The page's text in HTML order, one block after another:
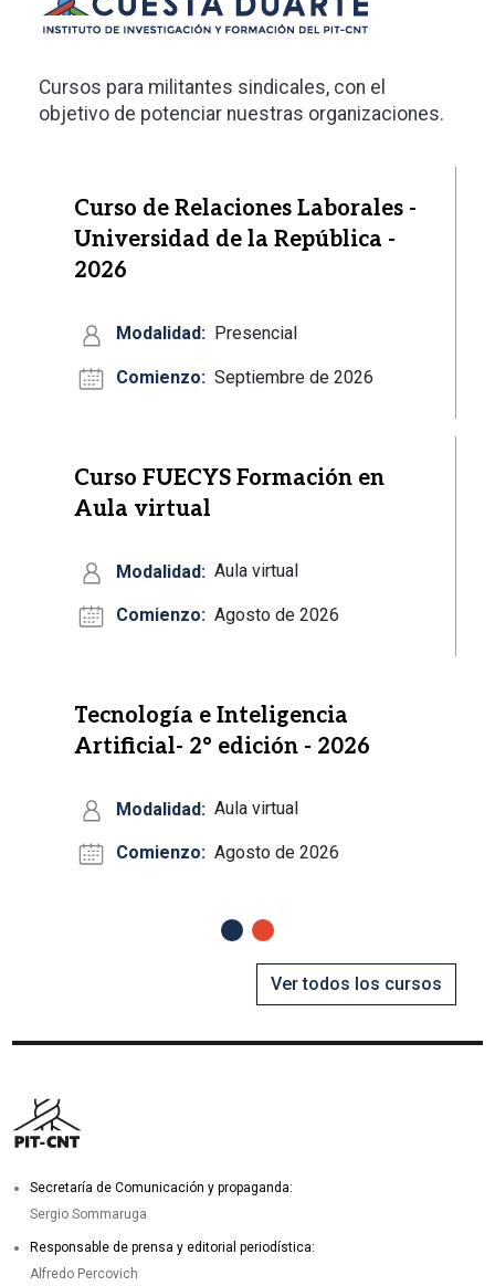
Cursos para militantes sindicales, con el
objetivo de potenciar nuestras organizaciones.
Curso de Relaciones Laborales -
Universidad de la República -
2026
Modalidad: Presencial
Comienzo: Septiembre de 2026
Curso FUECYS Formación en
Aula virtual
Modalidad: Aula virtual
Comienzo: Agosto de 2026
Tecnología e Inteligencia
Artificial- 2° edición - 2026
Modalidad: Aula virtual
Comienzo: Agosto de 2026
Ver todos los cursos
Secretaría de Comunicación y propaganda:
Sergio Sommaruga
Responsable de prensa y editorial periodística:
Alfredo Percovich